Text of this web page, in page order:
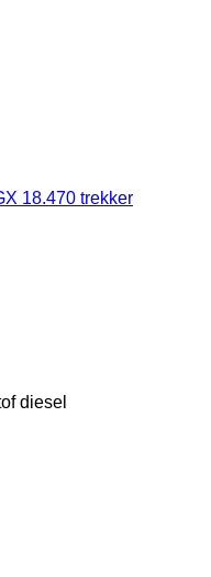
18.470 trekker
diesel